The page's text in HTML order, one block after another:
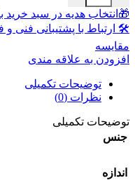
🎁انتخاب هدیه در سبد خرید بالای 500,000
🛠 ارتباط با پشتیبانی فنی
مقايسه
افزودن به علاقه مندی
توضیحات تکمیلی
نظرات (0)
توضیحات تکمیلی
جنس
اندازه